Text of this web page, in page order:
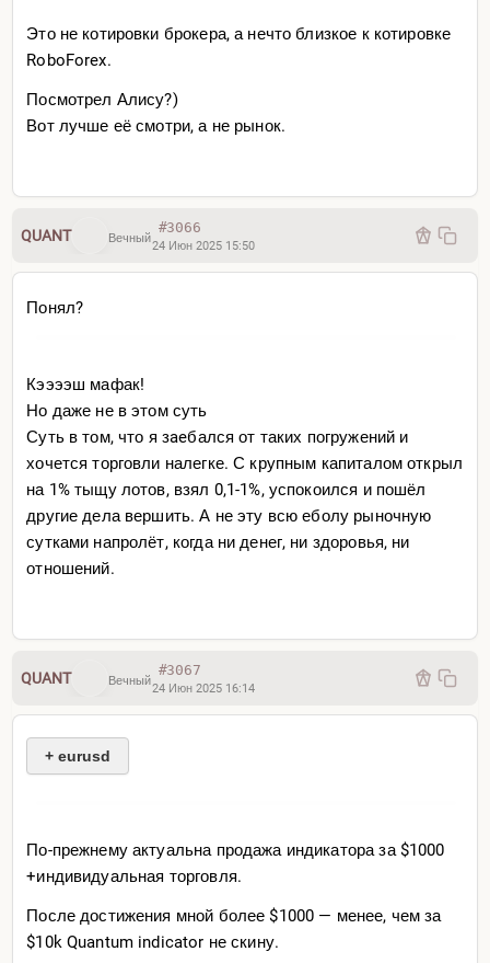
Это не котировки брокера, а нечто близкое к котировке
RoboForex.
Посмотрел Алису?)
Вот лучше её смотри, а не рынок.
QUANT Вечный
#3066
24 Июн 2025 15:50
Понял?
Кээээш мафак!
Но даже не в этом суть
Суть в том, что я зaeбался от таких погружений и
хочется торговли налегке. С крупным капиталом открыл
на 1% тыщу лотов, взял 0,1-1%, успокоился и пошёл
другие дела вершить. А не эту всю еболу рыночную
сутками напролёт, когда ни денег, ни здоровья, ни
отношений.
QUANT Вечный
#3067
24 Июн 2025 16:14
+ eurusd
По-прежнему актуальна продажа индикатора за $1000
+индивидуальная торговля.
После достижения мной более $1000 — менее, чем за
$10k Quantum indicator не скину.